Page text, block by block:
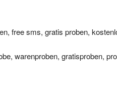
free sms, gratis proben,
warenproben, gratisproben,